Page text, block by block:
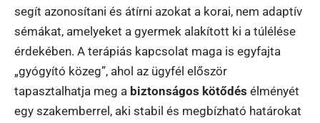
segít azonosítani és átírni azokat a korai, nem adaptív
sémákat, amelyeket a gyermek alakított ki a túlélése
érdekében. A terápiás kapcsolat maga is egyfajta
„gyógyító közeg”, ahol az ügyfél először
tapasztalhatja meg a biztonságos kötődés élményét
egy szakemberrel, aki stabil és megbízható határokat